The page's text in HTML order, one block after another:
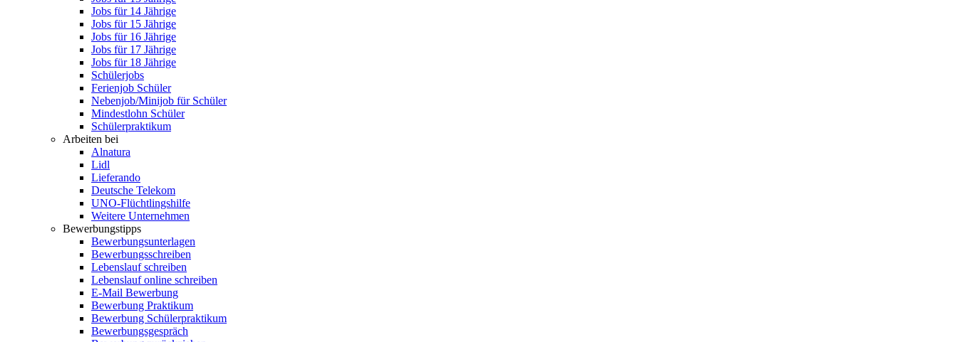
Jobs für 14 Jährige
Jobs für 15 Jährige
Jobs für 16 Jährige
Jobs für 17 Jährige
Jobs für 18 Jährige
Schülerjobs
Ferienjob Schüler
Nebenjob/Minijob für Schüler
Mindestlohn Schüler
Schülerpraktikum
Arbeiten bei
Alnatura
Lidl
Lieferando
Deutsche Telekom
UNO-Flüchtlingshilfe
Weitere Unternehmen
Bewerbungstipps
Bewerbungsunterlagen
Bewerbungsschreiben
Lebenslauf schreiben
Lebenslauf online schreiben
E-Mail Bewerbung
Bewerbung Praktikum
Bewerbung Schülerpraktikum
Bewerbungsgespräch